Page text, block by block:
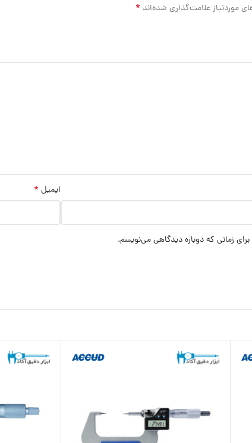
موردنیاز علامت‌گذاری شده‌اند *
ایمیل *
زمانی که دوباره دیدگاهی می‌نویسم.